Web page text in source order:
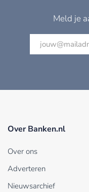
Meld je
Over Banken.nl
Over ons
Adverteren
Nieuwsarchief